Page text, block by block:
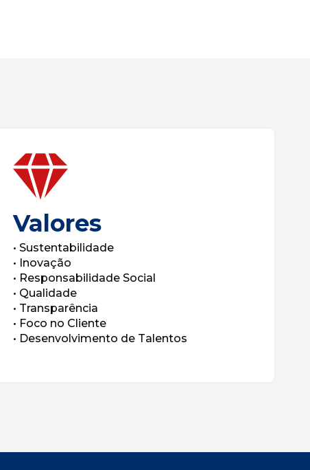
Valores
• Sustentabilidade
• Inovação
• Responsabilidade Social
• Qualidade
• Transparência
• Foco no Cliente
• Desenvolvimento de Talentos